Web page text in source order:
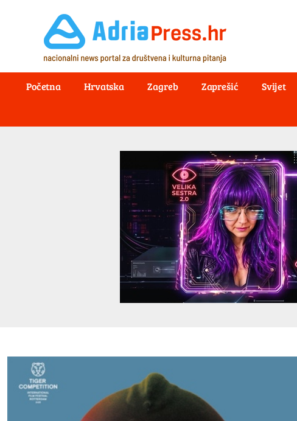
Početna Hrvatska Zagreb Zaprešić Svijet